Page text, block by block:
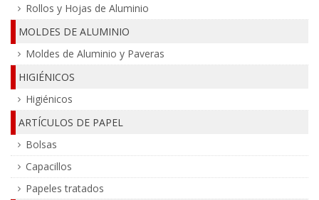
Rollos y Hojas de Aluminio
MOLDES DE ALUMINIO
Moldes de Aluminio y Paveras
HIGIÉNICOS
Higiénicos
ARTÍCULOS DE PAPEL
Bolsas
Capacillos
Papeles tratados